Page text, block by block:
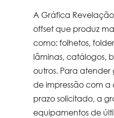
A Gráfica
offset que produz
como: folhetos,
lâminas, catálogos,
outros. Para
de impressão com
prazo solicitado, a
equipamentos de